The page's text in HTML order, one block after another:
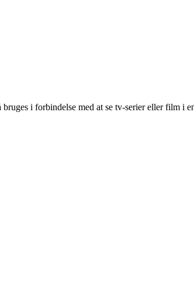
i forbindelse med at se tv-serier eller film i